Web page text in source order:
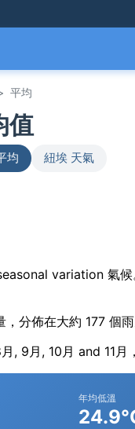
平均
值
均 紐埃 天氣
variation 氣候
分佈在大約 177 個
9月, 10月 and 11月
年均低溫